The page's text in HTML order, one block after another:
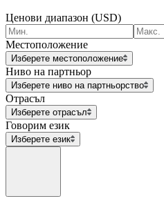
Ценови диапазон (USD)
Местоположение
Изберете местоположение
Ниво на партньор
Изберете ниво на партньорство
Отрасъл
Изберете отрасъл
Говорим език
Изберете език